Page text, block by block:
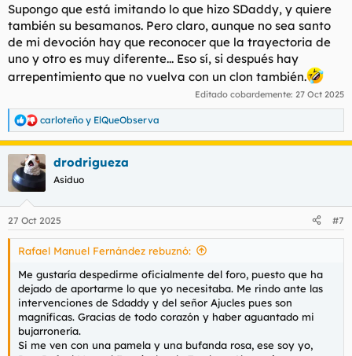
Supongo que está imitando lo que hizo SDaddy, y quiere
también su besamanos. Pero claro, aunque no sea santo
de mi devoción hay que reconocer que la trayectoria de
uno y otro es muy diferente... Eso sí, si después hay
arrepentimiento que no vuelva con un clon también.
Editado cobardemente: 27 Oct 2025
R
e
a
c
i
e
s
carloteño y ElQueObserva
drodrigueza
Asiduo
27 Oct 2025 #7
Rafael Manuel Fernández rebuznó:
Me gustaría despedirme oficialmente del foro, puesto que ha
dejado de aportarme lo que yo necesitaba. Me rindo ante las
intervenciones de Sdaddy y del señor Ajucles pues son
magníficas. Gracias de todo corazón y haber aguantado mi
bujarronería.
Si me ven con una pamela y una bufanda rosa, ese soy yo,